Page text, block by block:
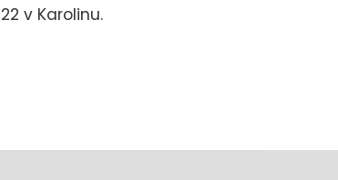
v Karolinu.